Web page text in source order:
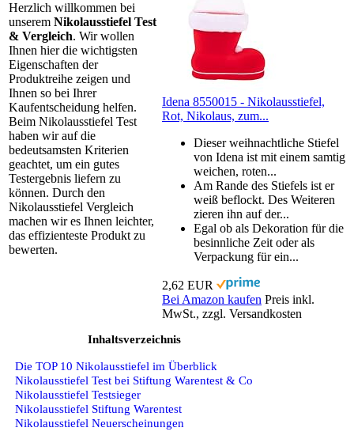
Herzlich willkommen bei
unserem Nikolausstiefel Test
& Vergleich. Wir wollen
Ihnen hier die wichtigsten
Eigenschaften der
Produktreihe zeigen und
Ihnen so bei Ihrer
Kaufentscheidung helfen.
Beim Nikolausstiefel Test
haben wir auf die
bedeutsamsten Kriterien
geachtet, um ein gutes
Testergebnis liefern zu
können. Durch den
Nikolausstiefel Vergleich
machen wir es Ihnen leichter,
das effizienteste Produkt zu
bewerten.
Idena 8550015 - Nikolausstiefel,
Rot, Nikolaus, zum...
Dieser weihnachtliche Stiefel
von Idena ist mit einem samtig
weichen, roten...
Am Rande des Stiefels ist er
weiß beflockt. Des Weiteren
zieren ihn auf der...
Egal ob als Dekoration für die
besinnliche Zeit oder als
Verpackung für ein...
2,62 EUR
Bei Amazon kaufen Preis inkl.
MwSt., zzgl. Versandkosten
Inhaltsverzeichnis
Die TOP 10 Nikolausstiefel im Überblick
Nikolausstiefel Test bei Stiftung Warentest & Co
Nikolausstiefel Testsieger
Nikolausstiefel Stiftung Warentest
Nikolausstiefel Neuerscheinungen